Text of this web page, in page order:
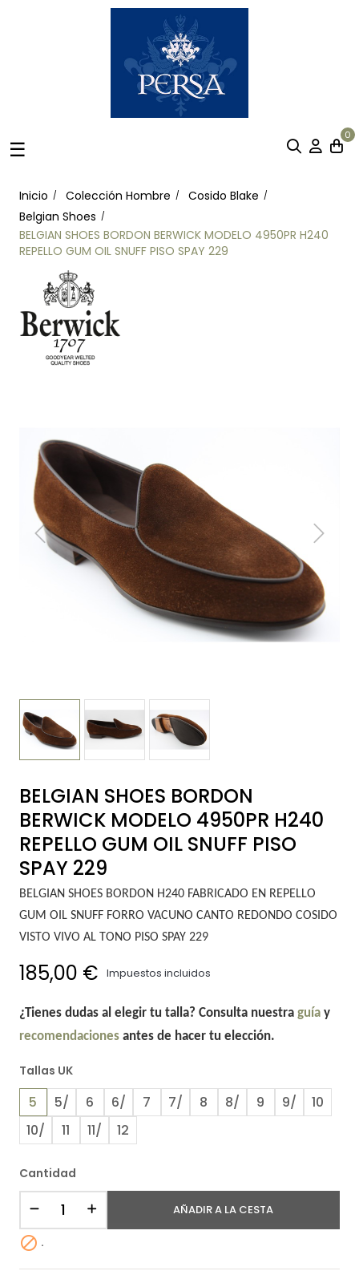
Navegación
palanca
☰
0
Inicio Colección Hombre
Cosido Blake
Belgian Shoes
BELGIAN SHOES BORDON BERWICK MODELO 4950PR H240
REPELLO GUM OIL SNUFF PISO SPAY 229
BELGIAN SHOES BORDON
BERWICK MODELO 4950PR H240
REPELLO GUM OIL SNUFF PISO
SPAY 229
BELGIAN SHOES BORDON H240 FABRICADO EN REPELLO
GUM OIL SNUFF FORRO VACUNO CANTO REDONDO COSIDO
VISTO VIVO AL TONO PISO SPAY 229
185,00 € Impuestos incluidos
¿Tienes dudas al elegir tu talla? Consulta nuestra guíay
recomendacionesantes de hacer tu elección.
Tallas UK
5 5/ 6 6/ 7 7/ 8 8/ 9 9/
10
10/
11 11/ 12
Cantidad
AÑADIR A LA CESTA
 .